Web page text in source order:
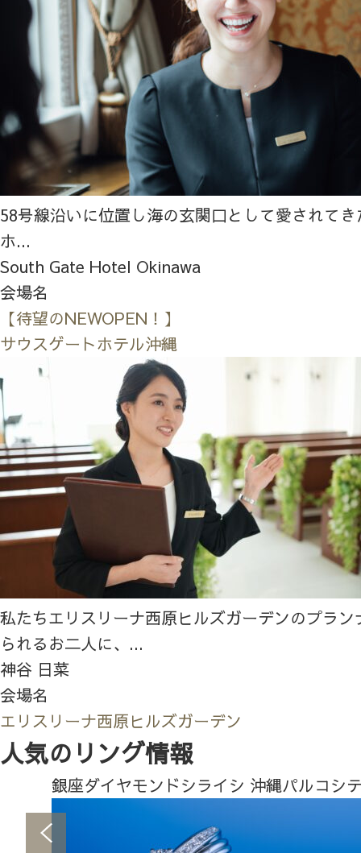
58号線沿いに位置し海の玄関口として愛されて
ホ...
South Gate Hotel Okinawa
会場名
【待望のNEWOPEN！】
サウスゲートホテル沖縄
私たちエリスリーナ西原ヒルズガーデンのプラ
られるお二人に、...
神谷 日菜
会場名
エリスリーナ西原ヒルズガーデン
人気のリング情報
銀座ダイヤモンドシライシ 沖縄パルコシ